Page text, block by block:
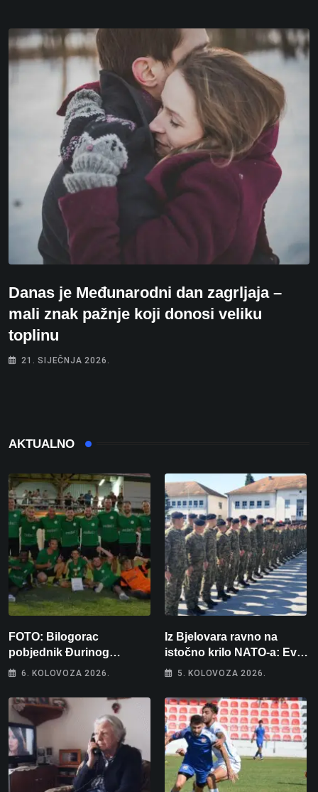
Danas je Međunarodni dan zagrljaja –
mali znak pažnje koji donosi veliku
toplinu
21. SIJEČNJA 2026.
AKTUALNO
FOTO: Bilogorac
pobjednik Đurinog
memorijala
6. KOLOVOZA 2026.
Iz Bjelovara ravno na
istočno krilo NATO-a: Evo
kamo odlazi 82 hrvatska
5. KOLOVOZA 2026.